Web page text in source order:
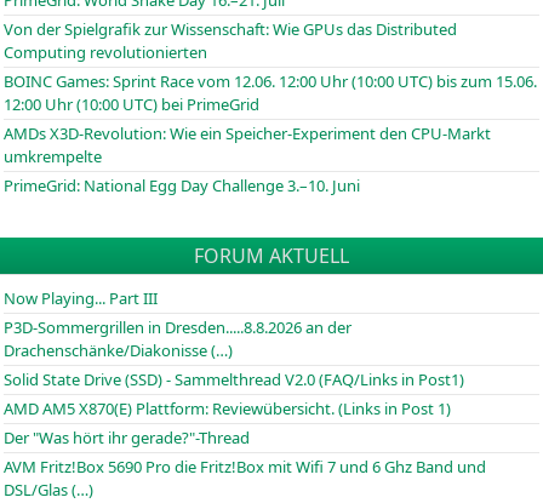
Von der Spielgrafik zur Wissenschaft: Wie GPUs das Distributed
Computing revolutionierten
BOINCGames: Sprint Race vom 12.06. 12:00 Uhr (10:00 UTC) bis zum 15.06.
12:00 Uhr (10:00 UTC) bei PrimeGrid
AMDs X3D-Revolution: Wie ein Speicher-Experiment den CPU-Markt
umkrempelte
PrimeGrid: National Egg Day Challenge 3.–10. Juni
FORUM AKTUELL
Now Playing... Part III
P3D-Sommergrillen in Dresden.....8.8.2026 an der
Drachenschänke/Diakonisse (…)
Solid State Drive (SSD) - Sammelthread V2.0 (FAQ/Links in Post1)
AMD AM5 X870(E) Plattform: Reviewübersicht. (Links in Post 1)
Der "Was hört ihr gerade?"-Thread
AVM Fritz!Box 5690 Pro die Fritz!Box mit Wifi 7 und 6 Ghz Band und
DSL/Glas (…)